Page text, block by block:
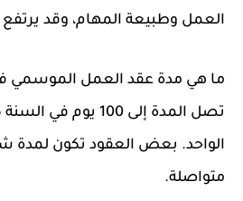
العمل وطبيعة المهام، وقد يرتفع
ما هي مدة عقد العمل الموسمي
تصل المدة إلى 100
الواحد. بعض العقود تكون لمدة
متواصلة.